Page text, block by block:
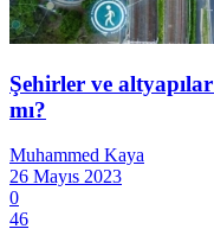
Şehirler ve
mı?
Muhammed Kaya
26 Mayıs 2023
0
46